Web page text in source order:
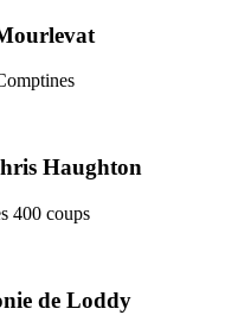
Haughton
400 coups
de Loddy